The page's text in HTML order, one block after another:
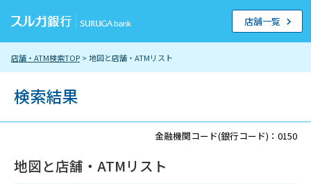
店舗・ATM検索TOP > 地図と店舗・ATMリスト
店舗一覧
検索結果
金融機関コード(銀行コード)：0150
地図と店舗・ATMリスト